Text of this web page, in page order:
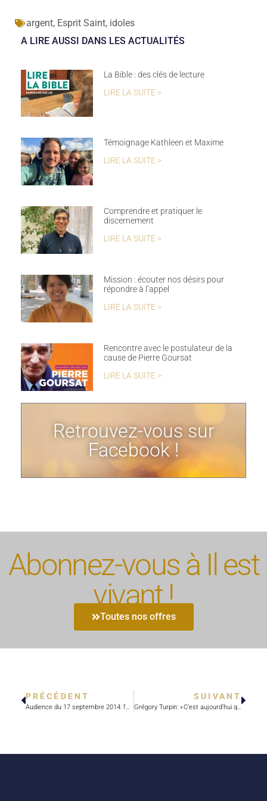
argent, Esprit Saint, idoles
A LIRE AUSSI DANS LES ACTUALITÉS
La Bible : des clés de lecture
LIRE LA SUITE >
Témoignage Kathleen et Maxime
LIRE LA SUITE >
Comprendre et pratiquer le
discernement
LIRE LA SUITE >
Mission : écouter nos désirs pour
répondre à l’appel
LIRE LA SUITE >
Rencontre avec le postulateur de la
cause de Pierre Goursat
LIRE LA SUITE >
Retrouvez-vous sur
Facebook !
Abonnez-vous à Il est
vivant !
Toutes nos offres
PRÉCÉDENT
Audience du 17 septembre 2014: l’Église catholique et apostolique
SUIVANT
Grégory Turpin: « C’est aujourd’hui qu’il faut aimer. »